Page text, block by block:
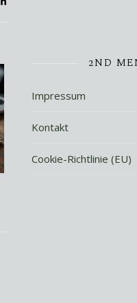
2ND
Impressum
Kontakt
Cookie-Richtlinie (EU)